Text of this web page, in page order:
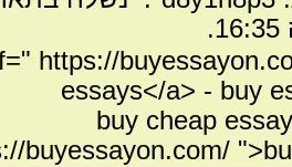
https://
essays</a> - buy
buy cheap
buyessayon.com/